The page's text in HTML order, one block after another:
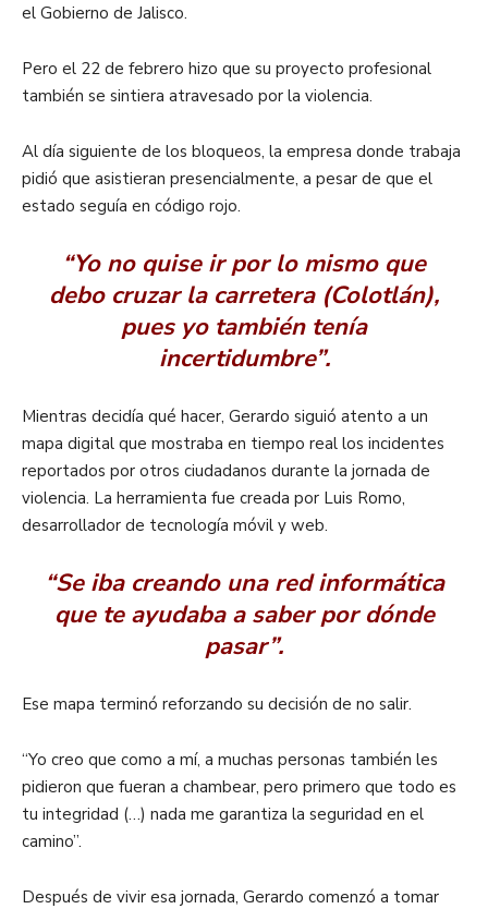
el Gobierno de Jalisco.
Pero el 22 de febrero hizo que su proyecto profesional
también se sintiera atravesado por la violencia.
Al día siguiente de los bloqueos, la empresa donde trabaja
pidió que asistieran presencialmente, a pesar de que el
estado seguía en código rojo.
“Yo no quise ir por lo mismo que
debo cruzar la carretera (Colotlán),
pues yo también tenía
incertidumbre”.
Mientras decidía qué hacer, Gerardo siguió atento a un
mapa digital que mostraba en tiempo real los incidentes
reportados por otros ciudadanos durante la jornada de
violencia. La herramienta fue creada por Luis Romo,
desarrollador de tecnología móvil y web.
“Se iba creando una red informática
que te ayudaba a saber por dónde
pasar”.
Ese mapa terminó reforzando su decisión de no salir.
“Yo creo que como a mí, a muchas personas también les
pidieron que fueran a chambear, pero primero que todo es
tu integridad (…) nada me garantiza la seguridad en el
camino”.
Después de vivir esa jornada, Gerardo comenzó a tomar